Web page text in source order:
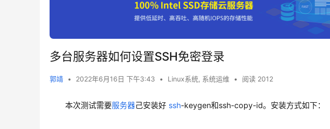
多台服务器如何设置SSH免密登录
郭靖 • 2022年6月16日 下午3:43 • Linux系统, 系统运维 • 阅读 2012
本次测试需要服务器己安装好 ssh-keygen和ssh-copy-id。安装方式如下：